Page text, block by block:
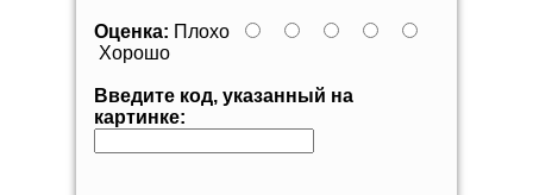
Оценка: Плохо
Хорошо
Введите код, указанный на
картинке: